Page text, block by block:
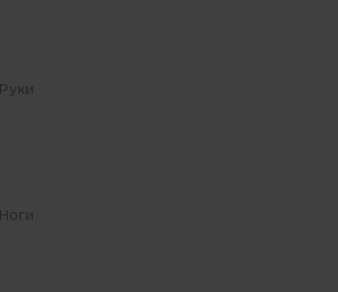
Руки
Ноги